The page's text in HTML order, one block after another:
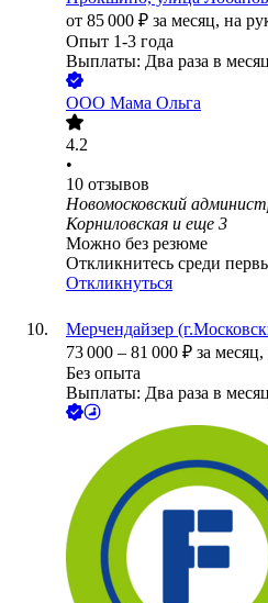
от 85 000 ₽ за месяц, на
Опыт 1-3 года
Выплаты: Два раза в месяц
ООО Мама Ольга
4.2
•
10 отзывов
Новомосковский
Корниловская и еще 3
Можно без резюме
Откликнитесь среди
Откликнуться
Мерчендайзер
73 000 – 81 000 ₽ за месяц,
Без опыта
Выплаты: Два раза в месяц